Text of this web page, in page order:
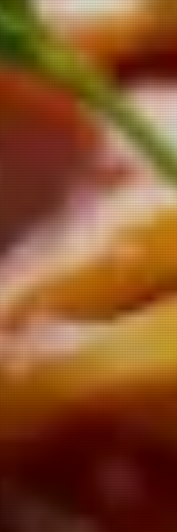
Begin Here
番地の「454」を名前にした、
ちょっとユニークなカフェ。
しい料理と温かい空気の中で
物語がここから始まります。